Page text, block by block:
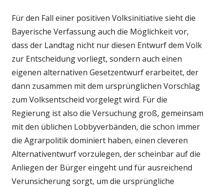
Für den Fall einer positiven Volksinitiative sieht die
Bayerische Verfassung auch die Möglichkeit vor,
dass der Landtag nicht nur diesen Entwurf dem Volk
zur Entscheidung vorliegt, sondern auch einen
eigenen alternativen Gesetzentwurf erarbeitet, der
dann zusammen mit dem ursprünglichen Vorschlag
zum Volksentscheid vorgelegt wird. Für die
Regierung ist also die Versuchung groß, gemeinsam
mit den üblichen Lobbyverbänden, die schon immer
die Agrarpolitik dominiert haben, einen cleveren
Alternativentwurf vorzulegen, der scheinbar auf die
Anliegen der Bürger eingeht und für ausreichend
Verunsicherung sorgt, um die ursprüngliche